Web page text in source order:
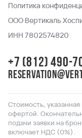
Политика
ООО Вертикаль
ИНН 7802574820
+7 (812) 490-
Стоимость,
офертой.
подачи заявки на
включает НДС (0%).